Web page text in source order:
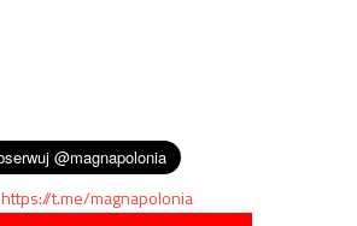
https://t.me/magnapolonia